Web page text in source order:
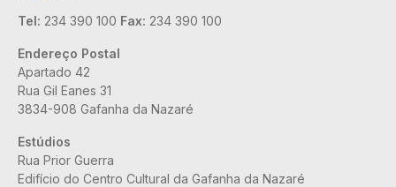
Tel: 234 390 100 Fax: 234 390 100
Endereço Postal
Apartado 42
Rua Gil Eanes 31
3834-908 Gafanha da Nazaré
Estúdios
Rua Prior Guerra
Edifício do Centro Cultural da Gafanha da Nazaré